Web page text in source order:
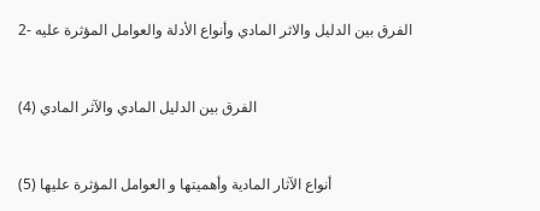
2- الفرق بين الدليل والاثر المادي وأنواع الأدلة والعوامل المؤثرة عليه
(4) الفرق بين الدليل المادي والآثر المادي
(5) أنواع الآثار المادية وأهميتها و العوامل المؤثرة عليها